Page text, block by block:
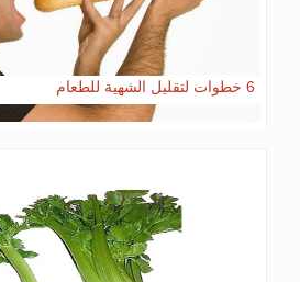
6 خطوات لتقليل الشهية للطعام